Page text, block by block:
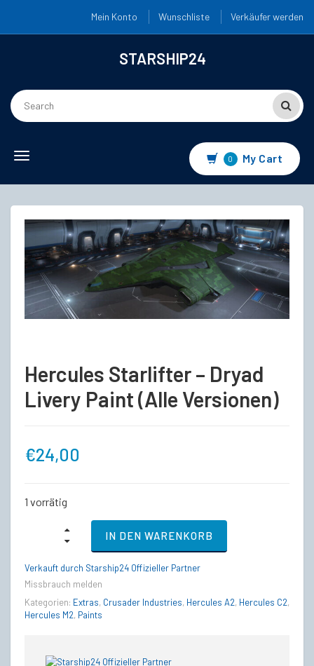
Mein Konto Wunschliste Verkäufer werden
STARSHIP24
Toggle
0 My Cart
Hercules Starlifter – Dryad
Livery Paint (Alle Versionen)
€24,00
1 vorrätig
Dryad
Paint
(Alle
Versionen)
IN DEN WARENKORB
Verkauft durch Starship24 Offizieller Partner
Missbrauch melden
Kategorien: Extras, Crusader Industries, Hercules A2, Hercules C2,
Hercules M2, Paints